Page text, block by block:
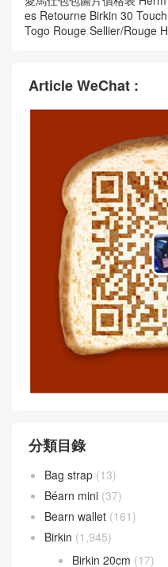
es Retourne Birkin 30 Touch
Togo Rouge Sellier/Rouge H
Article WeChat :
分類目錄
Bag strap (13)
Béarn mini (37)
Bearn wallet (161)
Birkin (1,945)
Birkin 20cm (17)